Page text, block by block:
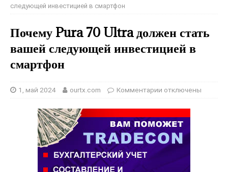
следующей инвестицией в смартфон
Почему Pura 70 Ultra должен стать
вашей следующей инвестицией в
смартфон
1, май 2024 ourtx.com Комментарии отключены